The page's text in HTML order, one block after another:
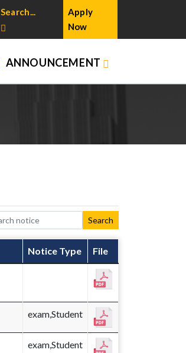
Search...
Apply
Now
ANNOUNCEMENT
Search
Notice Type File
exam,Student
exam,Student